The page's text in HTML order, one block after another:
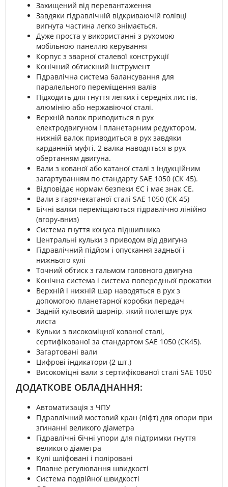
Захищений від перевантаження
Завдяки гідравлічній відкриваючій голівці
вигнута частина легко знімається.
Дуже проста у використанні з рухомою
мобільною панеллю керування
Корпус з зварної сталевої конструкції
Конічний обтискний інструмент
Гідравлічна система балансування для
паралельного переміщення валів
Підходить для гнуття легких і середніх листів,
алюмінію або нержавіючої сталі.
Верхній валок приводиться в рух
електродвигуном і планетарним редуктором,
нижній валок приводиться в рух завдяки
карданній муфті, 2 валка наводяться в рух
обертанням двигуна.
Вали з кованої або катаної сталі з індукційним
загартуванням по стандарту SAE 1050 (CK 45).
Відповідає нормам безпеки ЄС і має знак CE.
Вали з гарячекатаної сталі SAE 1050 (CK 45)
Бічні валки переміщаються гідравлічно лінійно
(вгору-вниз)
Система гнуття конуса підшипника
Центральні кульки з приводом від двигуна
Гідравлічний підйом і опускання задньої і
нижнього кулі
Точний обтиск з гальмом головного двигуна
Конічна система і система попередньої прокатки
Верхній і нижній шар наводяться в рух з
допомогою планетарної коробки передач
Задній кульовий шарнір, який полегшує рух
листа
Кульки з високоміцної кованої сталі,
сертифікованої за стандартом SAE 1050 (CK45).
Загартовані вали
Цифрові індикатори (2 шт.)
Високоміцні вали з сертифікованої сталі SAE 1050
ДОДАТКОВЕ ОБЛАДНАННЯ:
Автоматизація з ЧПУ
Гідравлічний мостовий кран (ліфт) для опори при
згинанні великого діаметра
Гідравлічні бічні упори для підтримки гнуття
великого діаметра
Кулі шліфовані і поліровані
Плавне регулювання швидкості
Система подвійної швидкості